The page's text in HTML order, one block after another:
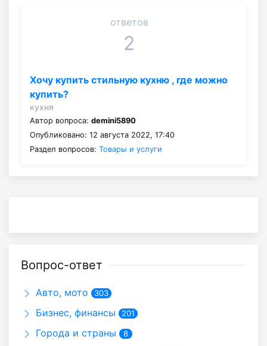
ответов
2
Хочу купить стильную кухню , где можно
купить?
кухня
Автор вопроса: demini5890
Опубликовано: 12 августа 2022, 17:40
Раздел вопросов: Товары и услуги
Вопрос-ответ
Авто, мото 303
Бизнес, финансы 201
Города и страны 8